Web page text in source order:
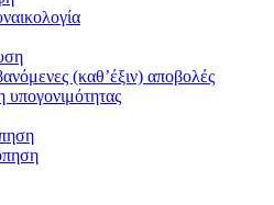
(καθ’έξιν) αποβολές
υπογονιμότητας